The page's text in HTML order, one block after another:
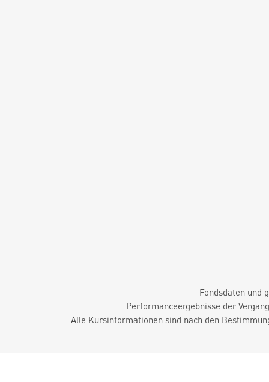
Fondsdaten und
Performanceergebnisse der
Alle Kursinformationen sind nach den